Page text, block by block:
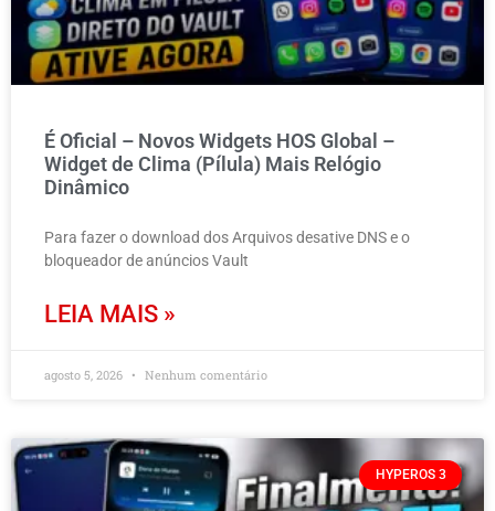
É Oficial – Novos Widgets HOS Global –
Widget de Clima (Pílula) Mais Relógio
Dinâmico
Para fazer o download dos Arquivos desative DNS e o
bloqueador de anúncios Vault
LEIA MAIS »
agosto 5, 2026 Nenhum comentário
HYPEROS 3